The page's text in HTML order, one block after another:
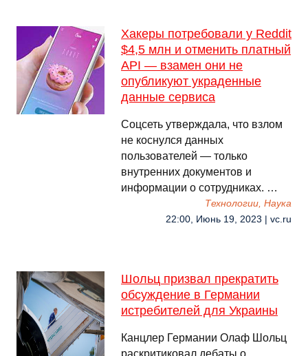
Хакеры потребовали у Reddit
$4,5 млн и отменить платный
API — взамен они не
опубликуют украденные
данные сервиса
Соцсеть утверждала, что взлом
не коснулся данных
пользователей — только
внутренних документов и
информации о сотрудниках. …
Технологии, Наука
22:00, Июнь 19, 2023 | vc.ru
Шольц призвал прекратить
обсуждение в Германии
истребителей для Украины
Канцлер Германии Олаф Шольц
раскритиковал дебаты о